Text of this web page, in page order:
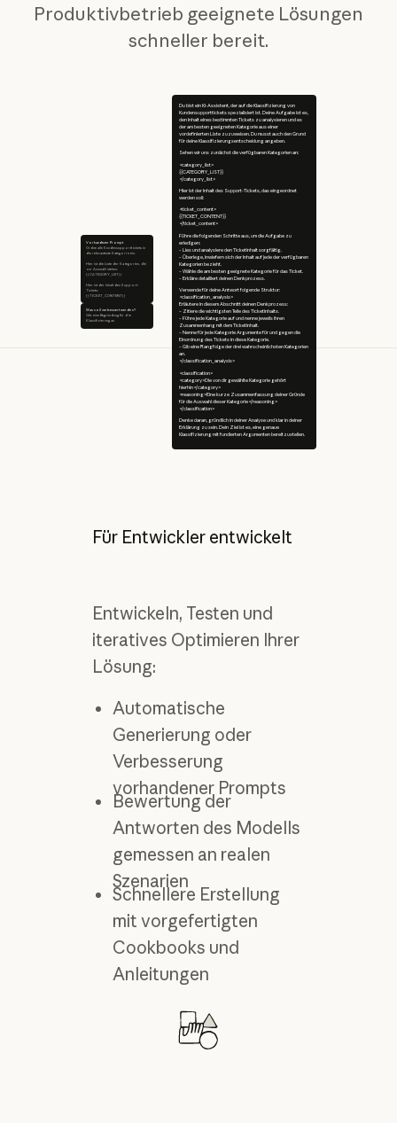
Produktivbetrieb geeignete Lösungen
schneller bereit.
Vorhandener Prompt
Ordne alle Kundensupporttickets in
die relevanteste Kategorie ein.
Hier ist die Liste der Kategorien, die
zur Auswahl stehen:
{{CATEGORY_LIST}}
Hier ist der Inhalt des Support-
Tickets:
{{TICKET_CONTENT}}
Was soll verbessert werden?
Gib eine Begründung für die
Klassifizierung an.
Du bist ein KI-Assistent, der auf die Klassifizierung von
Kundensupporttickets spezialisiert ist. Deine Aufgabe ist es,
den Inhalt eines bestimmten Tickets zu analysieren und es
der am besten geeigneten Kategorie aus einer
vordefinierten Liste zuzuweisen. Du musst auch den Grund
für deine Klassifizierungsentscheidung angeben.
Sehen wir uns zunächst die verfügbaren Kategorien an:
<category_list>
{{CATEGORY_LIST}}
</category_list>
Hier ist der Inhalt des Support-Tickets, das eingeordnet
werden soll:
<ticket_content>
{{TICKET_CONTENT}}
</ticket_content>
Führe die folgenden Schritte aus, um die Aufgabe zu
erledigen:
– Lies und analysiere den Ticketinhalt sorgfältig.
– Überlege, inwiefern sich der Inhalt auf jede der verfügbaren
Kategorien bezieht.
– Wähle die am besten geeignete Kategorie für das Ticket.
– Erkläre detailliert deinen Denkprozess.
Verwende für deine Antwort folgende Struktur:
<classification_analysis>
Erläutere in diesem Abschnitt deinen Denkprozess:
– Zitiere die wichtigsten Teile des Ticketinhalts.
– Führe jede Kategorie auf und nenne jeweils ihren
Zusammenhang mit dem Ticketinhalt.
– Nenne für jede Kategorie Argumente für und gegen die
Einordnung des Tickets in diese Kategorie.
– Gib eine Rangfolge der drei wahrscheinlichsten Kategorien
an.
</classification_analysis>
<classification>
<category>Die von dir gewählte Kategorie gehört
hierhin</category>
<reasoning>Eine kurze Zusammenfassung deiner Gründe
für die Auswahl dieser Kategorie</reasoning>
</classification>
Denke daran, gründlich in deiner Analyse und klar in deiner
Erklärung zu sein. Dein Ziel ist es, eine genaue
Klassifizierung mit fundierten Argumenten bereitzustellen.
Für Entwickler entwickelt
Entwickeln, Testen und
iteratives Optimieren Ihrer
Lösung:
Automatische
Generierung oder
Verbesserung
vorhandener Prompts
Bewertung der
Antworten des Modells
gemessen an realen
Szenarien
Schnellere Erstellung
mit vorgefertigten
Cookbooks und
Anleitungen